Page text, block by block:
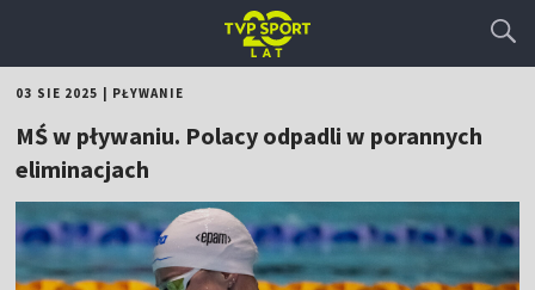
03 SIE 2025 PŁYWANIE
MŚ w pływaniu. Polacy odpadli w porannych
eliminacjach